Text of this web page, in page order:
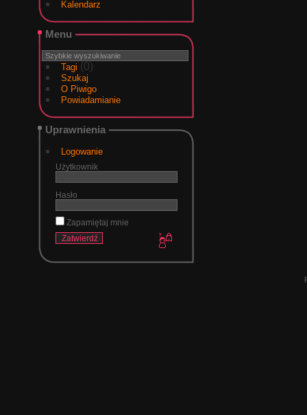
Kalendarz
Menu
Tagi (0)
Szukaj
O Piwigo
Powiadamianie
Uprawnienia
Logowanie
Użytkownik
Hasło
Zapamiętaj mnie